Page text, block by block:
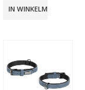
IN WINKELMAND